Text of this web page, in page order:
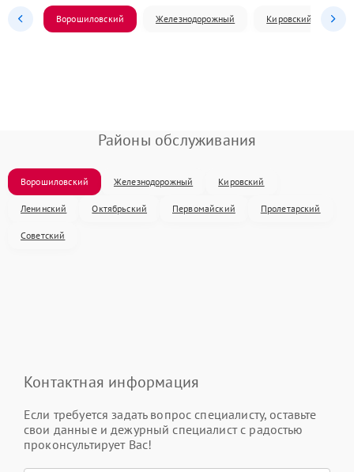
Ворошиловский Железнодорожный Кировский
Районы обслуживания
Ворошиловский Железнодорожный Кировский
Ленинский Октябрьский Первомайский Пролетарский
Советский
Контактная информация
Если требуется задать вопрос специалисту, оставьте
свои данные и дежурный специалист с радостью
проконсультирует Вас!